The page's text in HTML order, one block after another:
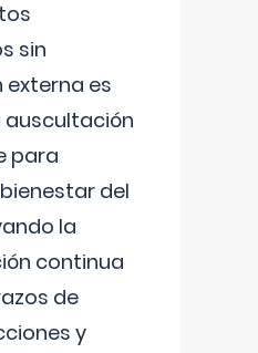
sin
externa es
auscultación
para
del
la
continua
de
y